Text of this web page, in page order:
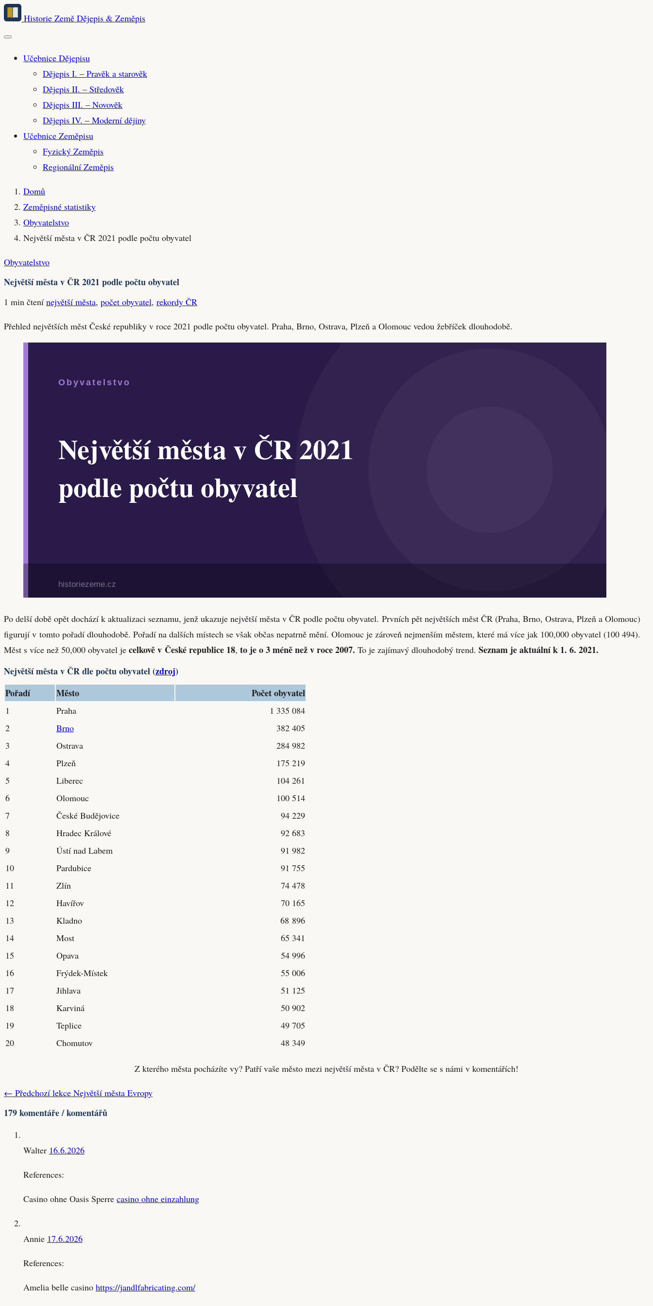
Přeskočit
hlavní
obsah
Historie Země Dějepis & Zeměpis
Učebnice Dějepisu
Dějepis I. – Pravěk a starověk
Dějepis II. – Středověk
Dějepis III. – Novověk
Dějepis IV. – Moderní dějiny
Učebnice Zeměpisu
Fyzický Zeměpis
Regionální Zeměpis
Domů
Zeměpisné statistiky
Obyvatelstvo
Největší města v ČR 2021 podle počtu obyvatel
Obyvatelstvo
Největší města v ČR 2021 podle počtu obyvatel
1 min čtení největší města, počet obyvatel, rekordy ČR
Přehled největších měst České republiky v roce 2021 podle počtu obyvatel. Praha, Brno, Ostrava, Plzeň a Olomouc vedou žebříček dlouhodobě.
Po delší době opět dochází k aktualizaci seznamu, jenž ukazuje největší města v ČR podle počtu obyvatel. Prvních pět největších měst ČR (Praha, Brno, Ostrava, Plzeň a Olomouc)
figurují v tomto pořadí dlouhodobě. Pořadí na dalších místech se však občas nepatrně mění. Olomouc je zároveň nejmenším městem, které má více jak 100,000 obyvatel (100 494).
Měst s více než 50,000 obyvatel je celkově v České republice 18, to je o 3 méně než v roce 2007. To je zajímavý dlouhodobý trend. Seznam je aktuální k 1. 6. 2021.
Největší města v ČR dle počtu obyvatel (zdroj)
Pořadí
Město Počet obyvatel
1 Praha
1 335 084
2
Brno
382 405
3
Ostrava
284 982
4
Plzeň
175 219
5
Liberec
104 261
6
Olomouc
100 514
7
České Budějovice
94 229
8
Hradec Králové
92 683
9
Ústí nad Labem
91 982
10
Pardubice
91 755
11
Zlín
74 478
12
Havířov
70 165
13
Kladno
68 896
14
Most
65 341
15
Opava
54 996
16
Frýdek-Místek
55 006
17
Jihlava
51 125
18
Karviná
50 902
19
Teplice
49 705
20
Chomutov 48 349
Z kterého města pocházíte vy? Patří vaše město mezi největší města v ČR? Podělte se s námi v komentářích!
← Předchozí lekce Největší města Evropy
179 komentáře / komentářů
Walter 16.6.2026
References:
Casino ohne Oasis Sperre casino ohne einzahlung
Annie 17.6.2026
References:
Amelia belle casino https://jandlfabricating.com/